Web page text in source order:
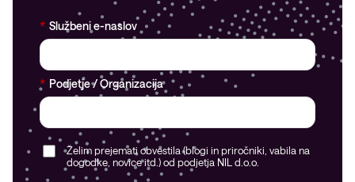
* Službeni e-naslov
* Podjetje / Organizacija
Želim prejemati obvestila (blogi in priročniki, vabila na
dogodke, novice itd.) od podjetja NIL d.o.o.